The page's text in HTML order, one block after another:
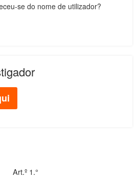
se do nome de utilizador?
Art.º 1.°